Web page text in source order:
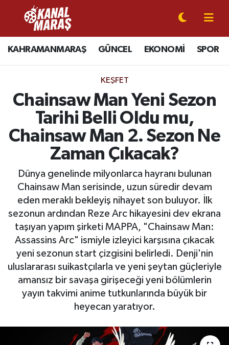
KAHRAMANMARAŞ GÜNCEL EKONOMİ SPOR
KEŞFET
Chainsaw Man Yeni Sezon
Tarihi Belli Oldu mu,
Chainsaw Man 2. Sezon Ne
Zaman Çıkacak?
Dünya genelinde milyonlarca hayranı bulunan
Chainsaw Man serisinde, uzun süredir devam
eden meraklı bekleyiş nihayet son buluyor. İlk
sezonun ardından Reze Arc hikayesini dev ekrana
taşıyan yapım şirketi MAPPA, "Chainsaw Man:
Assassins Arc" ismiyle izleyici karşısına çıkacak
yeni sezonun start çizgisini belirledi. Denji'nin
uluslararası suikastçılarla ve yeni şeytan güçleriyle
amansız bir savaşa girişeceği yeni bölümlerin
yayın takvimi anime tutkunlarında büyük bir
heyecan yaratıyor.
CANLI YAYIN
KAHRAMANMARAŞ
GÜNCEL
SPOR
SİYASET
EKONOMİ
GÜNDEM
BÖLGE
KEŞFET
Kahramanmaraş Nöbetçi Eczaneler
Kahramanmaraş Hava Durumu
Kahramanmaraş Namaz Vakitleri
Kahramanmaraş Trafik Yoğunluk Haritası
Süper Lig Puan Durumu ve Fikstür
Tüm Manşetler
Son Dakika Haberleri